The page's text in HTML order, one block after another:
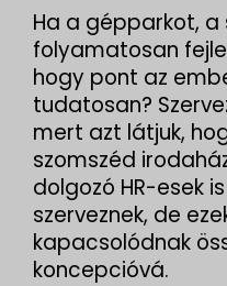
Ha a gépparkot,
folyamatosan
hogy pont az
tudatosan?
mert azt látjuk,
szomszéd
dolgozó HR-esek
szerveznek, de
kapacsolódnak
koncepcióvá.